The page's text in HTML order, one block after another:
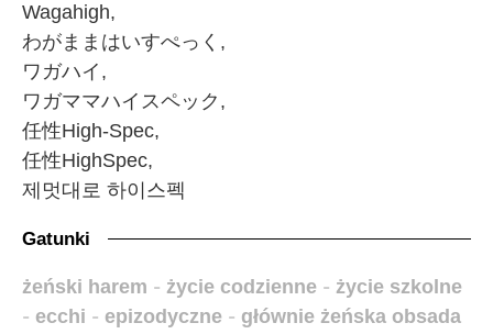
Wagahigh,
わがままはいすぺっく,
ワガハイ,
ワガママハイスペック,
任性High-Spec,
任性HighSpec,
제멋대로 하이스펙
Gatunki
żeński harem - życie codzienne - życie szkolne
- ecchi - epizodyczne - głównie żeńska obsada